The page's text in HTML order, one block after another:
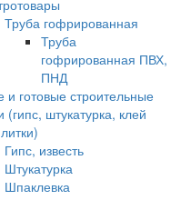
Труба гофрированная
Труба
гофрированная ПВХ,
ПНД
и готовые строительные
(гипс, штукатурка, клей
Гипс, известь
Штукатурка
Шпаклевка